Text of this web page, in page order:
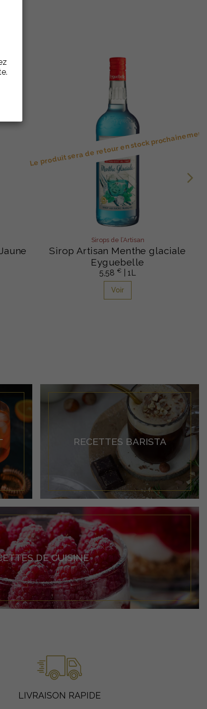
Le produit sera de retour en stock prochainement
Sirops de l’Artisan
Sirop Artisan Menthe glaciale
Eyguebelle
5,58 € | 1L
Voir
RECETTES BARISTA
DE CUISINE
LIVRAISON RAPIDE